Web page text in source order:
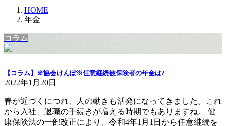
HOME
年金
コラム
【コラム】※協会けんぽ※任意継続被保険者の年金は?
2022年1月20日
春が近づくにつれ、人の動きも活発になってきました。これ
から入社、退職の手続きが増える時期でもありますね。 健
康保険法の一部改正により、令和4年1月1日から任意継続を